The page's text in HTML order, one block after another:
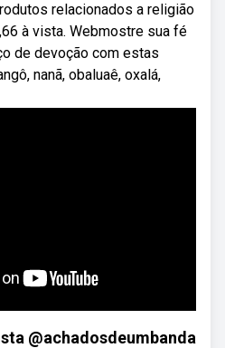
relacionados a religião
à vista. Webmostre sua fé
de devoção com estas
nanã, obaluaê, oxalá,
@achadosdeumbanda